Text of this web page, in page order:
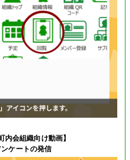
内会組織向け動画】
ケートの発信